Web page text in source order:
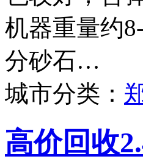
机器重量约
分砂石…
城市分类：
高价回收